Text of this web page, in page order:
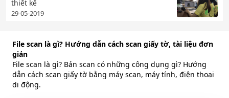
thiết kế
29-05-2019
File scan là gì? Hướng dẫn cách scan giấy tờ, tài liệu đơn
giản
File scan là gì? Bản scan có những công dụng gì? Hướng
dẫn cách scan giấy tờ bằng máy scan, máy tính, điện thoại
di động.